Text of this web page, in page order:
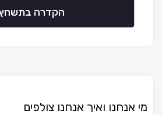
הקדרה
מי אנחנו ואיך אנחנו צולפים